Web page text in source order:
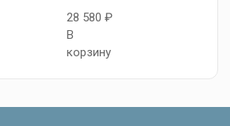
28 580 ₽
В
корзину